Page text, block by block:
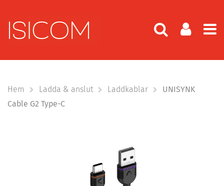
Hem Ladda & anslut Laddkablar
UNISYNK
Cable G2 Type-C